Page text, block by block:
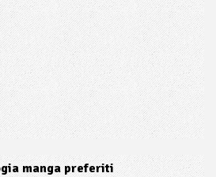
manga preferiti